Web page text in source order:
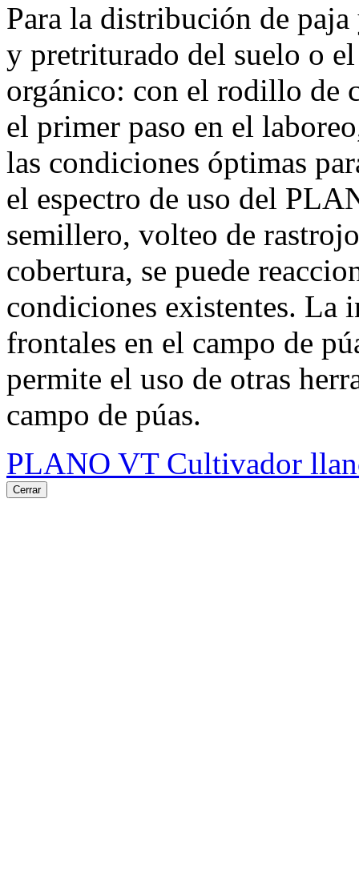
Para la distribución de
y pretriturado del suelo o
orgánico: con el rodillo de
el primer paso en el
las condiciones óptimas
el espectro de uso del
semillero, volteo de
cobertura, se puede
condiciones existentes. La
frontales en el campo de
permite el uso de otras
campo de púas.
PLANO VT Cultivador
Cerrar